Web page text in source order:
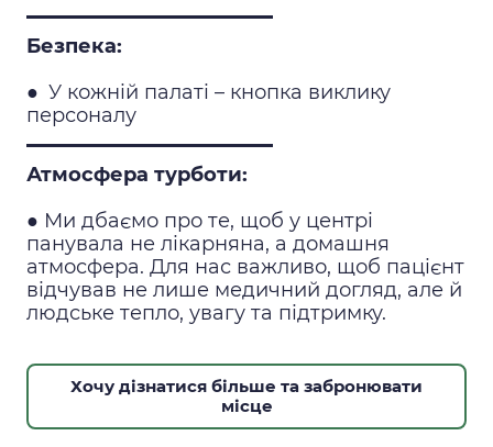
Безпека:
● У кожній палаті – кнопка виклику
персоналу
Атмосфера турботи:
● Ми дбаємо про те, щоб у центрі
панувала не лікарняна, а домашня
атмосфера. Для нас важливо, щоб пацієнт
відчував не лише медичний догляд, але й
людське тепло, увагу та підтримку.
Хочу дізнатися більше та забронювати
місце